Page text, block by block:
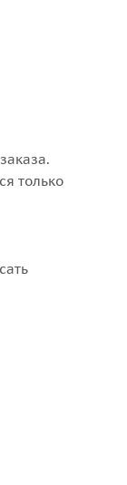
только